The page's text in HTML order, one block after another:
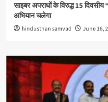
साइबर अपराधों के विरुद्ध 15
अभियान चलेगा
hindusthan samvad June 16,